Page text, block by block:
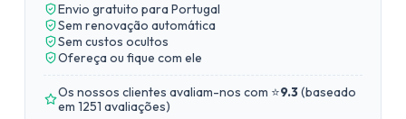
Envio gratuito para Portugal
Sem renovação automática
Sem custos ocultos
Ofereça ou fique com ele
Os nossos clientes avaliam-nos com ⭐9.3(baseado
em 1251 avaliações)